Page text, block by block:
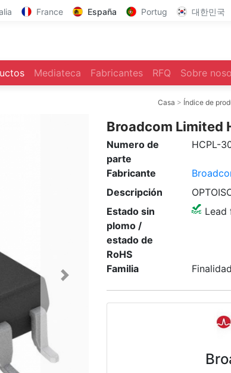
France España Portug 대한민국
Mediateca Fabricantes RFQ Sobre
Casa Índice de
Next
Broadcom Limited
Numero de
parte
HCPL-
Fabricante
Descripción
Estado sin
plomo /
estado de
RoHS
Lead
Familia